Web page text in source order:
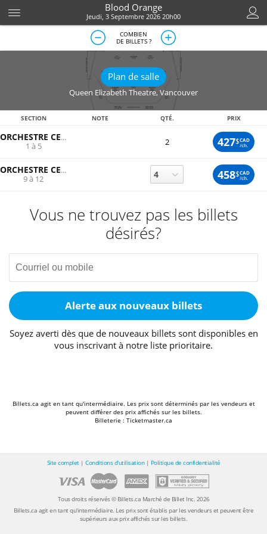
Blood Orange
Jeudi, 3 Septembre 2026 20h00
COMBIEN
DE BILLETS ?
Plan de salle
Queen Elizabeth Theatre,Vancouver
SECTION NOTE QTÉ. PRIX
ORCHESTRE CENTRE
1 à 5
2 427$CAD
/ch.
ORCHESTRE CENTRE GAUCHE
9 à 12
458$CAD
/ch.
Vous ne trouvez pas les billets
désirés?
Alerte aux nouveaux billets
Soyez averti dès que de nouveaux billets sont disponibles en
vous inscrivant à notre liste prioritaire.
Billets.ca agit en tant qu'intermédiaire. Les prix sont déterminés par les vendeurs et
peuvent différer des prix affichés sur les billets.
Billeterie : Ticketmaster.ca
Site complet| Conditions d'utilisation| Politique de confidentialité
Tous droits réservés © Billets.ca Marché de Billet Inc. 2026
Billets.ca agit en tant qu'intermédiaire. Les prix sont établis par les vendeurs et peuvent être
supérieurs aux prix affichés sur les billets.